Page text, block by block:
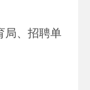
局、招聘单